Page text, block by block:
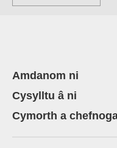
Amdanom ni
Cysylltu â ni
Cymorth a